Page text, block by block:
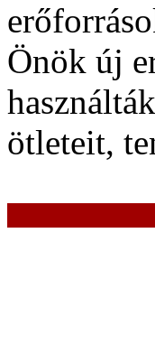
Önök új
ötleteit,